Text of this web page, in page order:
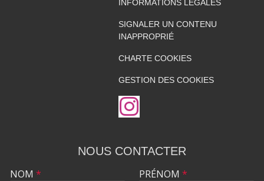
INFORMATIONS LÉGALES
SIGNALER UN CONTENU
INAPPROPRIÉ
CHARTE COOKIES
GESTION DES COOKIES
NOUS CONTACTER
NOM * PRÉNOM *